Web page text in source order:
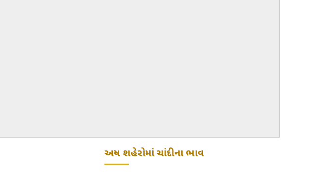
અન્ય શહેરોમાં ચાંદીના ભાવ